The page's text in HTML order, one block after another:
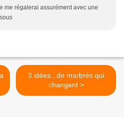
me régalerai assurément avec une
3 idées...de marbrés qui
changent >